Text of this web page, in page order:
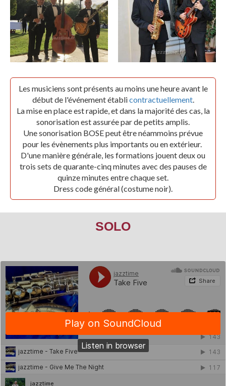
Les musiciens sont présents au moins une heure avant le
début de l'événement établicontractuellement.
La mise en place est rapide, et dans la majorité des cas, la
sonorisation est assurée par de petits amplis.
Une sonorisation BOSE peut être néammoins prévue
pour les évènements plus importants ou en extérieur.
D'une manière générale, les formations jouent deux ou
trois sets de quarante-cinq minutes avec des pauses de
quinze minutes entre chaque set.
Dress code général (costume noir).
SOLO